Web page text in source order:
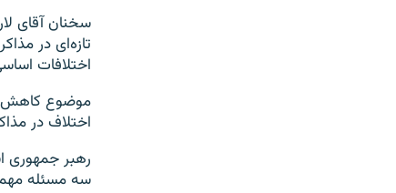
سخنان آقای
تازه‌ای در
اختلافات
اختلاف در
سه مسئله مهم در